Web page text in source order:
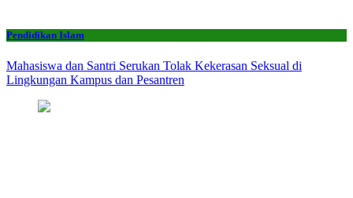
Pendidikan Islam
Mahasiswa dan Santri Serukan Tolak Kekerasan Seksual di
Lingkungan Kampus dan Pesantren